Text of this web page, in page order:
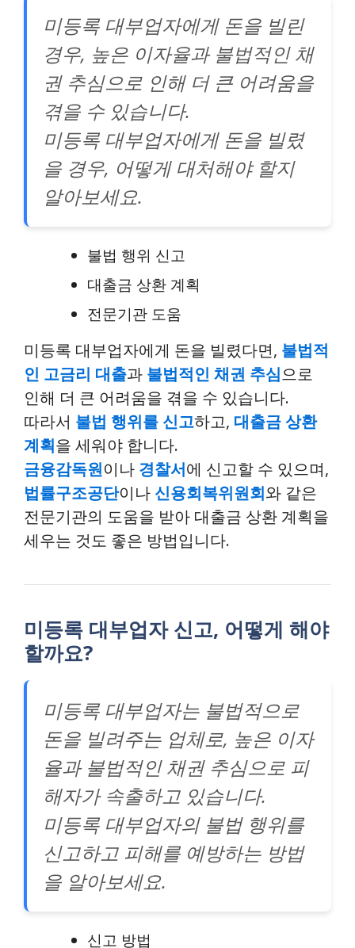
미등록 대부업자에게 돈을 빌린
경우, 높은 이자율과 불법적인 채
권 추심으로 인해 더 큰 어려움을
겪을 수 있습니다.
미등록 대부업자에게 돈을 빌렸
을 경우, 어떻게 대처해야 할지
알아보세요.
불법 행위 신고
대출금 상환 계획
전문기관 도움
미등록 대부업자에게 돈을 빌렸다면, 불법적
인 고금리 대출과 불법적인 채권 추심으로
인해 더 큰 어려움을 겪을 수 있습니다.
따라서 불법 행위를 신고하고, 대출금 상환
계획을 세워야 합니다.
금융감독원이나 경찰서에 신고할 수 있으며,
법률구조공단이나 신용회복위원회와 같은
전문기관의 도움을 받아 대출금 상환 계획을
세우는 것도 좋은 방법입니다.
미등록 대부업자 신고, 어떻게 해야
할까요?
미등록 대부업자는 불법적으로
돈을 빌려주는 업체로, 높은 이자
율과 불법적인 채권 추심으로 피
해자가 속출하고 있습니다.
미등록 대부업자의 불법 행위를
신고하고 피해를 예방하는 방법
을 알아보세요.
신고 방법